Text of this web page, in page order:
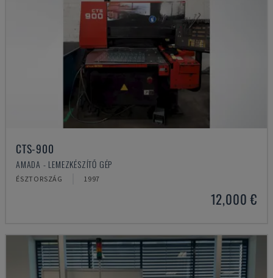
CTS-900
AMADA - LEMEZKÉSZÍTŐ GÉP
ÉSZTORSZÁG 1997
12,000 €